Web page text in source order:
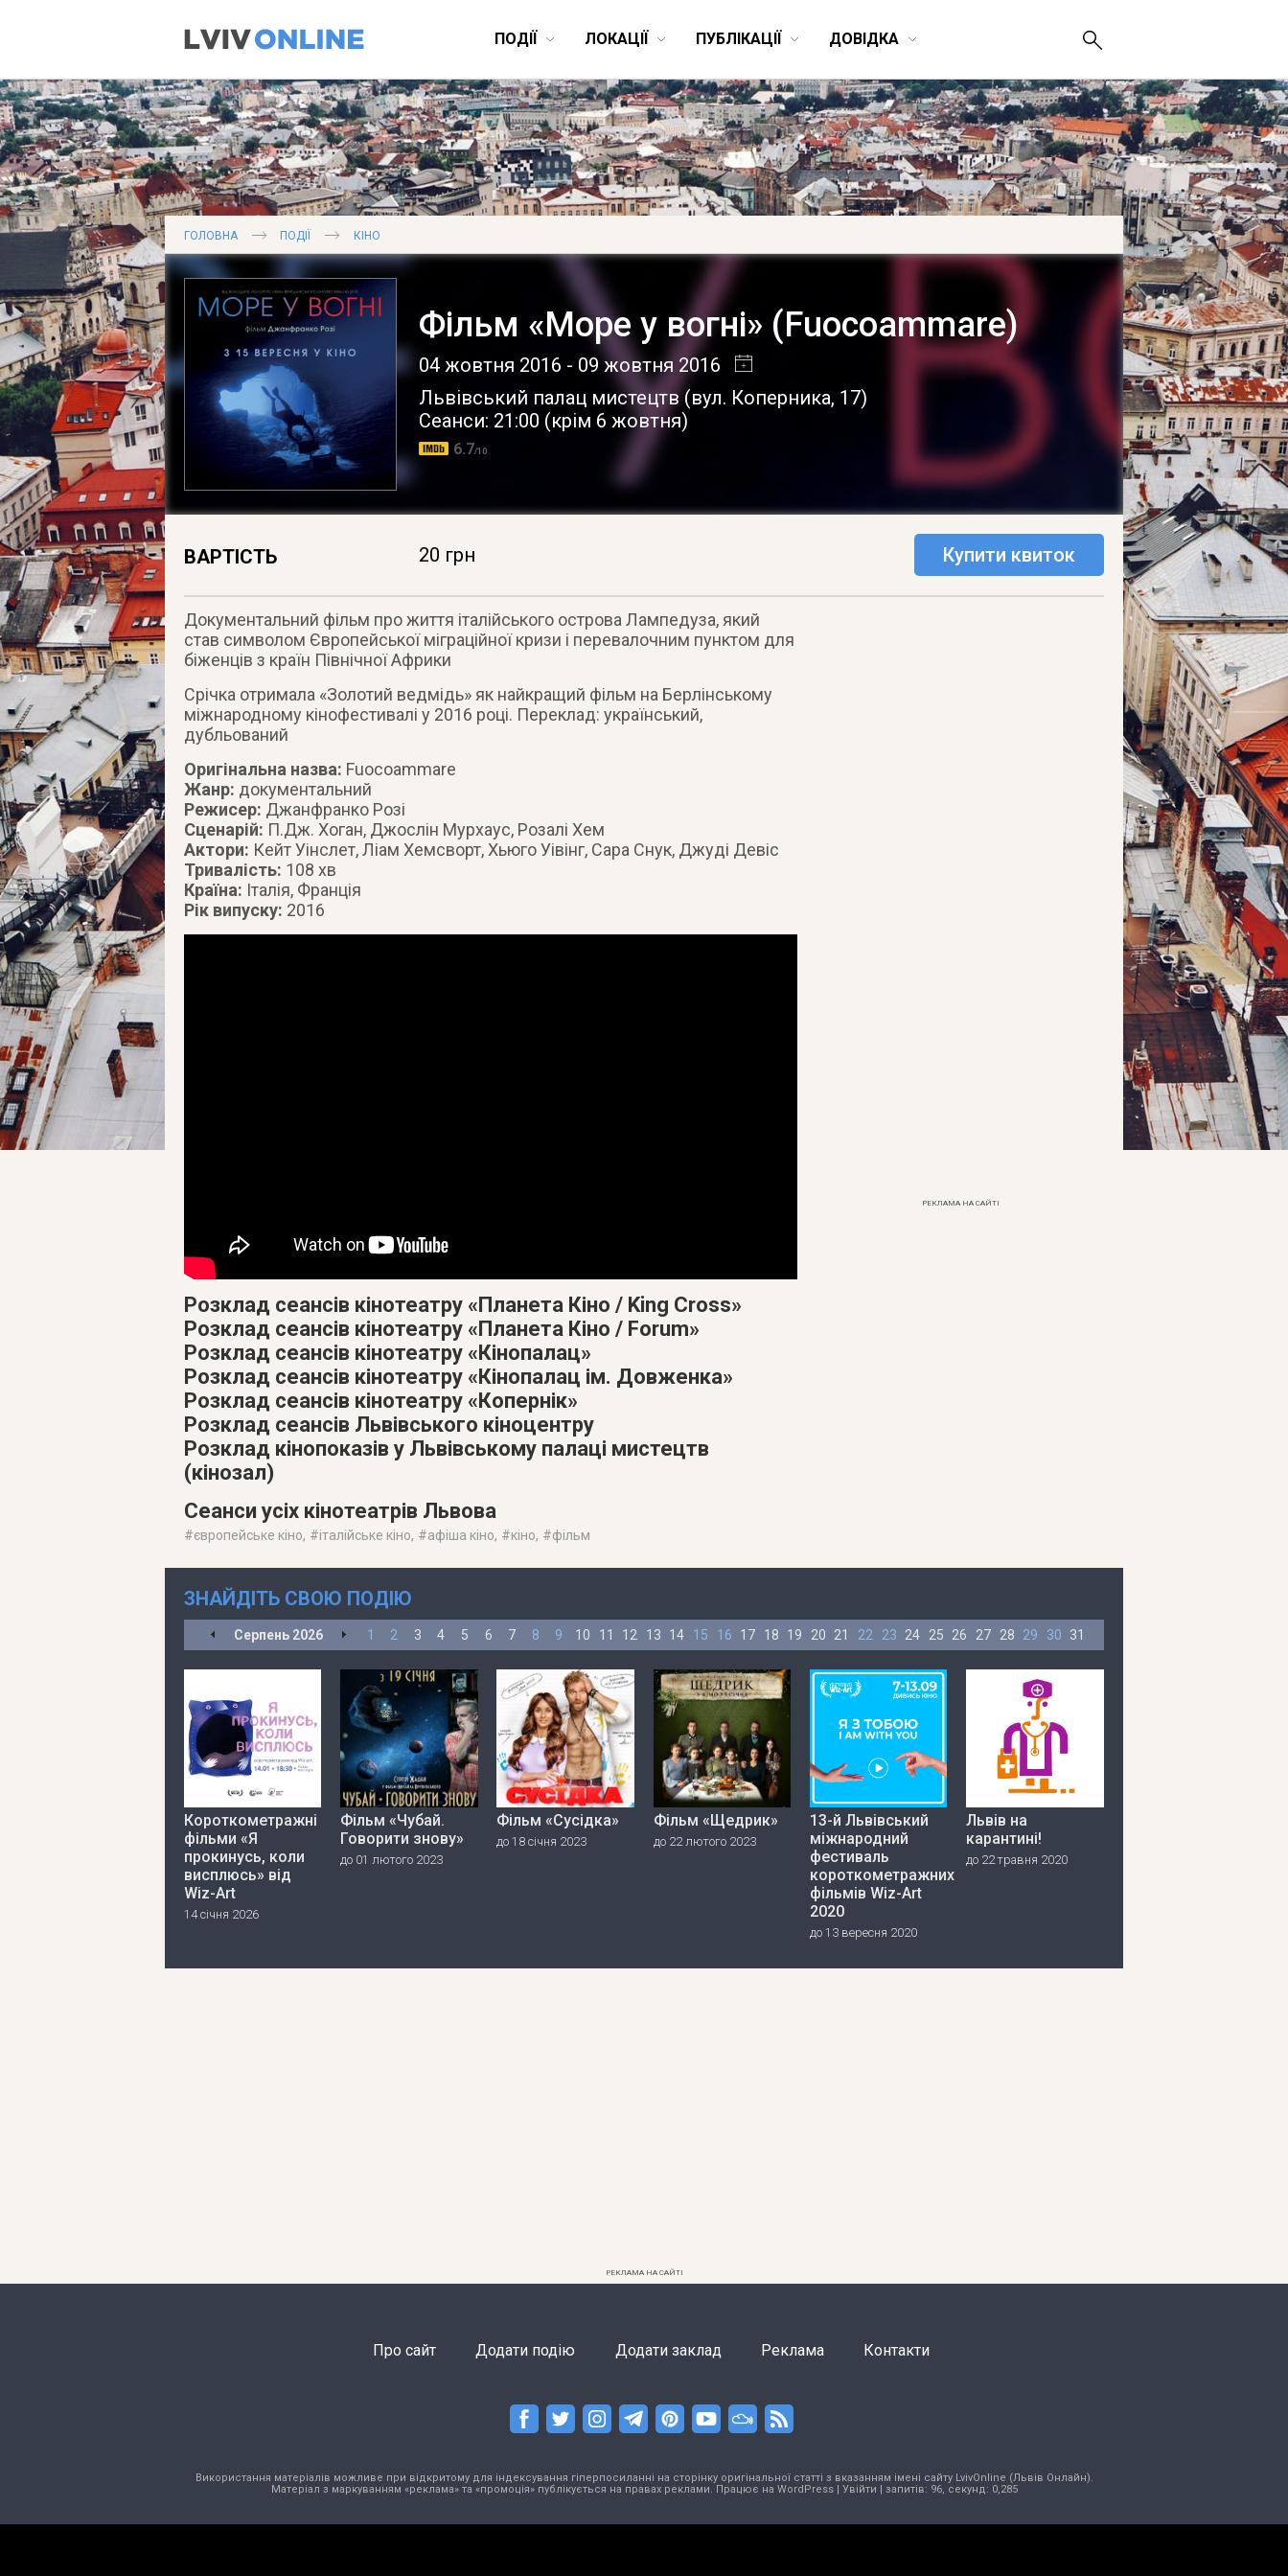
ПОДІЇ ЛОКАЦІЇ ПУБЛІКАЦІЇ ДОВІДКА
ГОЛОВНА ПОДІЇ КІНО
Фільм «Море у вогні» (Fuocoammare)
04 жовтня 2016 - 09 жовтня 2016
Львівський палац мистецтв (вул. Коперника, 17)
Сеанси: 21:00 (крім 6 жовтня)
6.7/10
ВАРТІСТЬ 20 грн Купити квиток
Документальний фільм про життя італійського острова Лампедуза, який
став символом Європейської міграційної кризи і перевалочним пунктом для
біженців з країн Північної Африки
Срічка отримала «Золотий ведмідь» як найкращий фільм на Берлінському
міжнародному кінофестивалі у 2016 році. Переклад: український,
дубльований
Оригінальна назва: Fuocoammare
Жанр: документальний
Режисер: Джанфранко Розі
Сценарій: П.Дж. Хоган, Джослін Мурхаус, Розалі Хем
Актори: Кейт Уінслет, Ліам Хемсворт, Хьюго Уівінг, Сара Снук, Джуді Девіс
Тривалість: 108 хв
Країна: Італія, Франція
Рік випуску: 2016
Розклад сеансів кінотеатру «Планета Кіно / King Cross»
Розклад сеансів кінотеатру «Планета Кіно / Forum»
Розклад сеансів кінотеатру «Кінопалац»
Розклад сеансів кінотеатру «Кінопалац ім. Довженка»
Розклад сеансів кінотеатру «Копернік»
Розклад сеансів Львівського кіноцентру
Розклад кінопоказів у Львівському палаці мистецтв
(кінозал)
Сеанси усіх кінотеатрів Львова
#європейське кіно, #італійське кіно, #афіша кіно, #кіно, #фільм
РЕКЛАМА НА САЙТІ
ЗНАЙДІТЬ СВОЮ ПОДІЮ
Серпень 2026 1 2 3 4 5 6 7 8 9 10 11 12 13 14 15 16 17 18 19 20 21 22 23 24 25 26 27 28 29 30 31
Короткометражні
фільми «Я
прокинусь, коли
висплюсь» від
Wiz-Art
14 січня 2026
Фільм «Чубай.
Говорити знову»
до 01 лютого 2023
Фільм «Сусідка»
до 18 січня 2023
Фільм «Щедрик»
до 22 лютого 2023
13-й Львівський
міжнародний
фестиваль
короткометражних
фільмів Wiz-Art
2020
до 13 вересня 2020
Львів на
карантині!
до 22 травня 2020
РЕКЛАМА НА САЙТІ
Про сайт Додати подію Додати заклад Реклама Контакти
Використання матеріалів можливе при відкритому для індексування гіперпосиланні на сторінку оригінальної статті з вказанням імені сайту LvivOnline (Львів Онлайн).
Матеріал з маркуванням «реклама» та «промоція» публікується на правах реклами. Працює на WordPress| Увійти | запитів: 96, секунд: 0,285